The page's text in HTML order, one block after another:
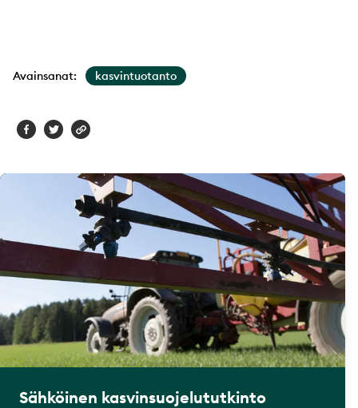
Avainsanat: kasvintuotanto
Sähköinen kasvinsuojelututkinto